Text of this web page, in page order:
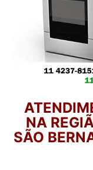
NA
SÃO